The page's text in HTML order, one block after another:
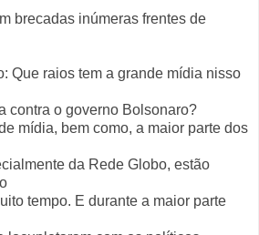
brecadas inúmeras frentes de
Que raios tem a grande mídia nisso
contra o governo Bolsonaro?
mídia, bem como, a maior parte dos
da Rede Globo, estão
tempo. E durante a maior parte